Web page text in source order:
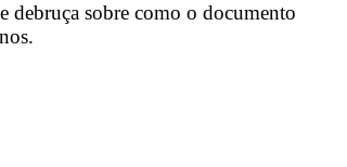
debruça sobre como o documento